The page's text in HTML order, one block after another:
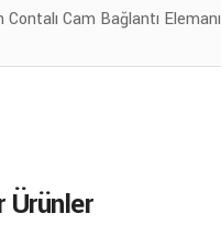
Contalı Cam Bağlantı Elemanı
Ürünler